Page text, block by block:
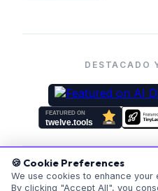
DESTACADO
©2026Coders Kit.Todos
con ❤️
🍪 Cookie Preferences
We use cookies to enhance
By clicking "Accept All", you